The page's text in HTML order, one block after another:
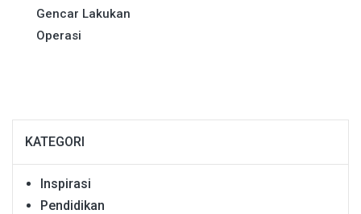
Gencar Lakukan
Operasi
KATEGORI
Inspirasi
Pendidikan